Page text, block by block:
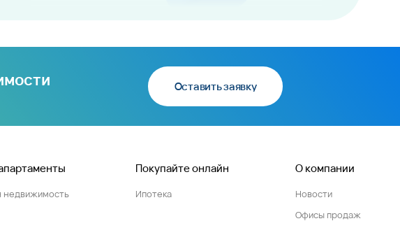
Оставить заявку
недвижимость
Покупайте онлайн
Ипотека
О компании
Новости
Офисы продаж